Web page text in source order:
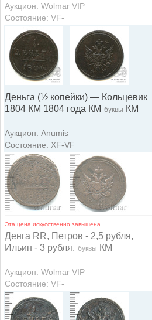
Аукцион: Wolmar VIP
Состояние: VF-
Деньга (½ копейки) — Кольцевик
1804 КМ 1804 года КМ буквы КМ
Аукцион: Anumis
Состояние: XF-VF
Эта цена искусственно завышена
Денга RR, Петров - 2,5 рубля,
Ильин - 3 рубля. буквы КМ
Аукцион: Wolmar VIP
Состояние: VF-